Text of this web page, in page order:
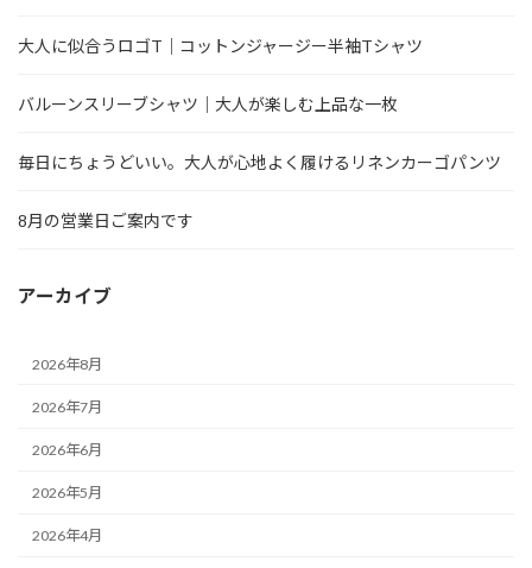
大人に似合うロゴT｜コットンジャージー半袖Tシャツ
バルーンスリーブシャツ｜大人が楽しむ上品な一枚
毎日にちょうどいい。大人が心地よく履けるリネンカーゴパンツ
8月の営業日ご案内です
アーカイブ
2026年8月
2026年7月
2026年6月
2026年5月
2026年4月